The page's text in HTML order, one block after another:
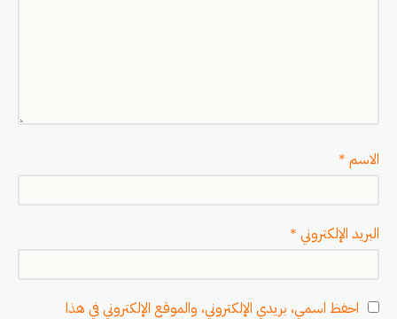
الاسم *
البريد الإلكتروني *
احفظ اسمي، بريدي الإلكتروني، والموقع الإلكتروني في هذا